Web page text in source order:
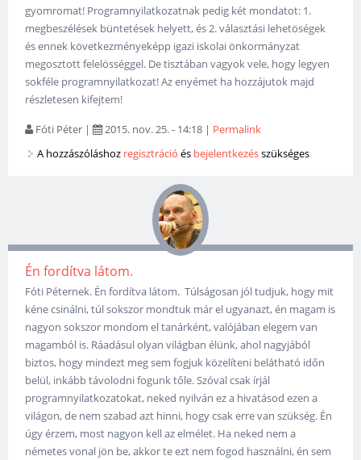
gyomromat! Programnyilatkozatnak pedig két mondatot: 1.
megbeszélések büntetések helyett, és 2. választási lehetöségek
és ennek következményeképp igazi iskolai önkormányzat
megosztott felelösséggel. De tisztában vagyok vele, hogy legyen
sokféle programnyilatkozat! Az enyémet ha hozzájutok majd
részletesen kifejtem!
Fóti Péter | 2015. nov. 25. - 14:18 | Permalink
A hozzászóláshoz regisztráció és bejelentkezésszükséges
Én fordítva látom.
Fóti Péternek. Én fordítva látom. Túlságosan jól tudjuk, hogy mit
kéne csinálni, túl sokszor mondtuk már el ugyanazt, én magam is
nagyon sokszor mondom el tanárként, valójában elegem van
magamból is. Ráadásul olyan világban élünk, ahol nagyjából
biztos, hogy mindezt meg sem fogjuk közelíteni belátható időn
belül, inkább távolodni fogunk tőle. Szóval csak írjál
programnyilatkozatokat, neked nyilván ez a hivatásod ezen a
világon, de nem szabad azt hinni, hogy csak erre van szükség. Én
úgy érzem, most nagyon kell az elmélet. Ha neked nem a
németes vonal jön be, akkor te ezt nem fogod használni, én sem